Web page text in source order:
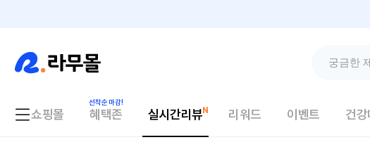
쇼핑몰 혜택존 실시간리뷰 리워드 이벤트 건강